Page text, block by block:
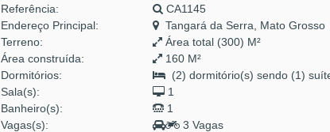
Referência:
CA1145
Endereço Principal:
Tangará da Serra, Mato Grosso
Terreno:
Área total (300) M²
Área construída:
160 M²
Dormitórios:
(2) dormitório(s) sendo (1)
Sala(s):
1
Banheiro(s):
1
Vagas(s):
3 Vagas